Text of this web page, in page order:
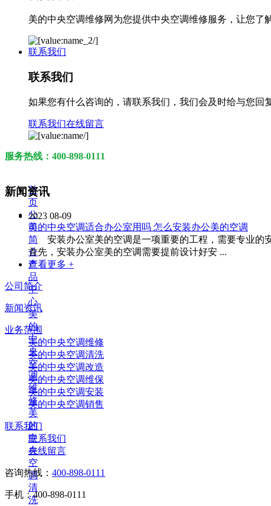
美的中央空调维修网为您提供中央空调维修服务，让您了
联系我们
联系我们
如果您有什么咨询的，请联系我们，我们会及时给与您回
联系我们在线留言
服务热线：400-898-0111
首
页
公
司
简
介
产
品
中
心
美
的
中
央
空
调
维
修
美
的
中
央
空
调
清
洗
新闻资讯
2023 08-09
美的中央空调适合办公室用吗 怎么安装办公美的空调
安装办公室美的空调是一项重要的工程，需要专业的
首先，安装办公室美的空调需要提前设计好安 ...
查看更多 +
公司简介
新闻资讯
业务范围
美的中央空调维修
美的中央空调清洗
美的中央空调改造
美的中央空调维保
美的中央空调安装
美的中央空调销售
联系我们
联系我们
在线留言
咨询热线： 400-898-0111
手机：400-898-0111